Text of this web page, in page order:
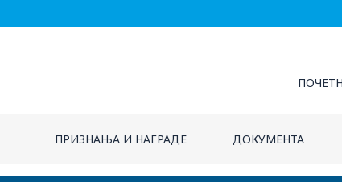
ПРИЗНАЊА И НАГРАДЕ ДОКУМЕНТА